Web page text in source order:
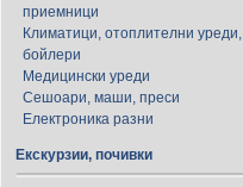
приемници
Климатици, отоплителни уреди,
бойлери
Медицински уреди
Сешоари, маши, преси
Електроника разни
Екскурзии, почивки